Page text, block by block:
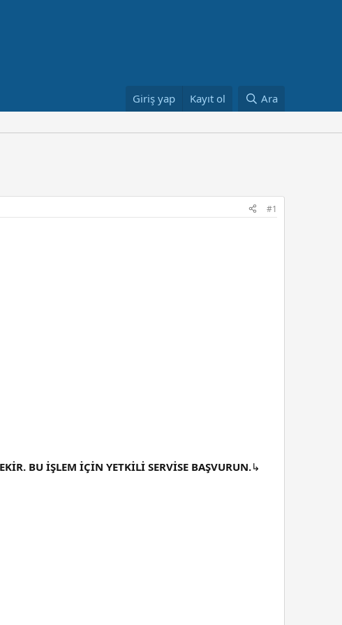
Giriş yap Kayıt ol Ara
#1
BU İŞLEM İÇİN YETKİLİ SERVİSE BAŞVURUN.↳